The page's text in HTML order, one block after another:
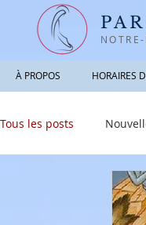
À PROPOS HORAIRES
Tous les posts
Informations utiles